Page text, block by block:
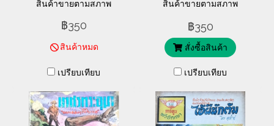
สินค้าขายตามสภาพ
฿350
สินค้าหมด
เปรียบเทียบ
สินค้าขายตามสภาพ
฿350
สั่งซื้อสินค้า
เปรียบเทียบ